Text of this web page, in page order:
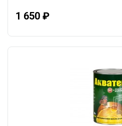
1 650 ₽